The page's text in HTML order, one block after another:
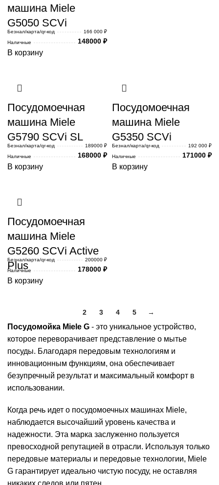
машина Miele
G5050 SCVi
Безнал/карта/qr-код
166 000 ₽
Наличные
148000 ₽
В корзину
Посудомоечная
машина Miele
G5790 SCVi SL
Безнал/карта/qr-код
189000 ₽
Наличные
168000 ₽
В корзину
Посудомоечная
машина Miele
G5350 SCVi
Безнал/карта/qr-код
192 000 ₽
Наличные
171000 ₽
В корзину
Посудомоечная
машина Miele
G5260 SCVi Active
Plus
Безнал/карта/qr-код
200000 ₽
Наличные
178000 ₽
В корзину
2 3 4 5 →
Посудомойка Miele G - это уникальное устройство,
которое переворачивает представление о мытье
посуды. Благодаря передовым технологиям и
инновационным функциям, она обеспечивает
безупречный результат и максимальный комфорт в
использовании.
Когда речь идет о посудомоечных машинах Miele,
наблюдается высочайший уровень качества и
надежности. Эта марка заслуженно пользуется
превосходной репутацией в отрасли. Используя только
передовые материалы и передовые технологии, Miele
G гарантирует идеально чистую посуду, не оставляя
никаких следов или пятен.